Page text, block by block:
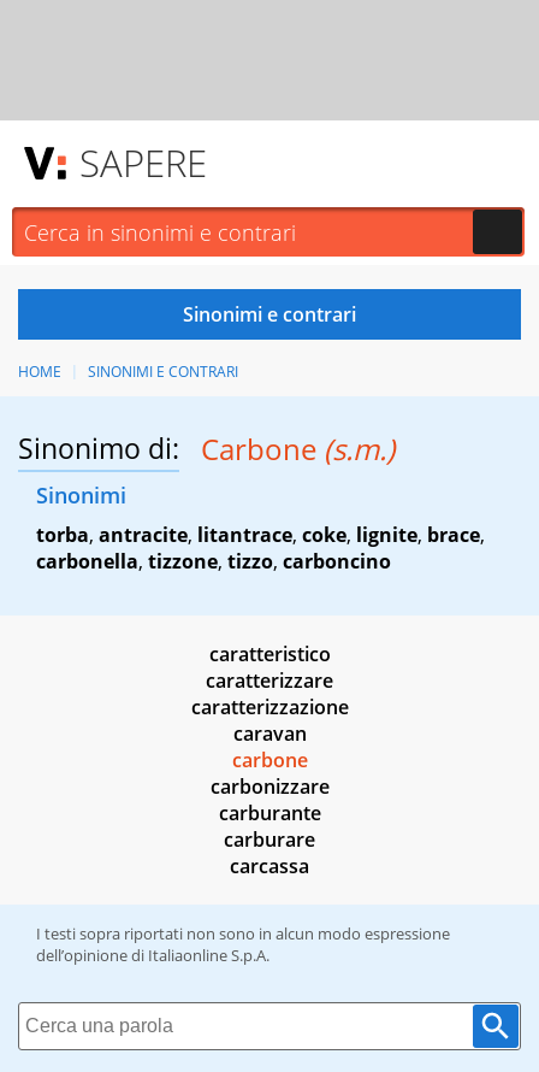
SAPERE
HOME SINONIMI E CONTRARI
Sinonimo di: Carbone (s.m.)
Sinonimi
torba, antracite, litantrace, coke, lignite, brace,
carbonella, tizzone, tizzo, carboncino
caratteristico
caratterizzare
caratterizzazione
caravan
carbone
carbonizzare
carburante
carburare
carcassa
I testi sopra riportati non sono in alcun modo espressione
dell’opinione di Italiaonline S.p.A.